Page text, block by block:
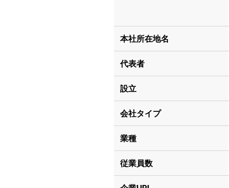
本社所在地名
代表者
設立
会社タイプ
業種
従業員数